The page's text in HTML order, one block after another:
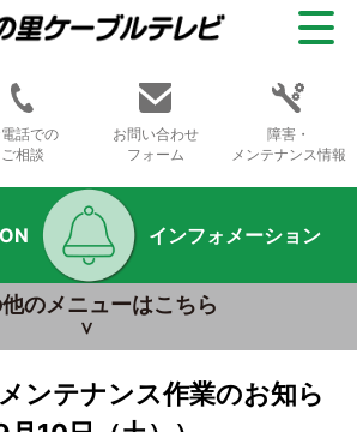
話での
ご相談
お問い合わせ
フォーム
障害・
メンテナンス情報
インフォメーション
のメニューはこちら
ンテナンス作業のお知ら